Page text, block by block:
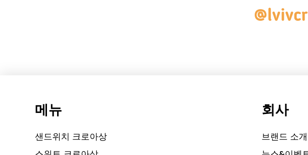
메뉴
샌드위치 크로아상
회사
브랜드 소개